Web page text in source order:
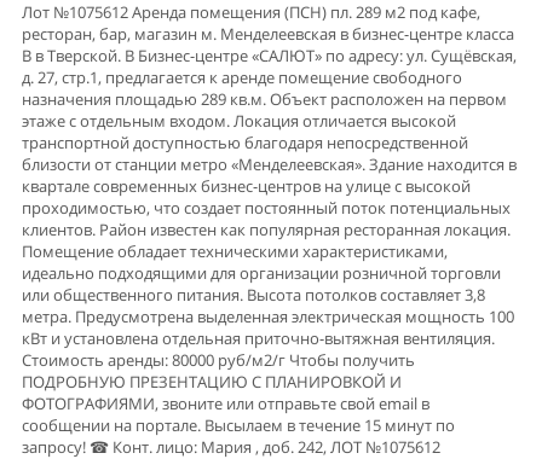
Лот №1075612 Аренда помещения (ПСН) пл. 289 м2 под кафе,
ресторан, бар, магазин м. Менделеевская в бизнес-центре класса
В в Тверской. В Бизнес-центре «САЛЮТ» по адресу: ул. Сущёвская,
д. 27, стр.1, предлагается к аренде помещение свободного
назначения площадью 289 кв.м. Объект расположен на первом
этаже с отдельным входом. Локация отличается высокой
транспортной доступностью благодаря непосредственной
близости от станции метро «Менделеевская». Здание находится в
квартале современных бизнес-центров на улице с высокой
проходимостью, что создает постоянный поток потенциальных
клиентов. Район известен как популярная ресторанная локация.
Помещение обладает техническими характеристиками,
идеально подходящими для организации розничной торговли
или общественного питания. Высота потолков составляет 3,8
метра. Предусмотрена выделенная электрическая мощность 100
кВт и установлена отдельная приточно-вытяжная вентиляция.
Стоимость аренды: 80000 руб/м2/г Чтобы получить
ПОДРОБНУЮ ПРЕЗЕНТАЦИЮ С ПЛАНИРОВКОЙ И
ФОТОГРАФИЯМИ, звоните или отправьте свой email в
сообщении на портале. Высылаем в течение 15 минут по
запросу! ☎ Конт. лицо: Мария , доб. 242, ЛОТ №1075612